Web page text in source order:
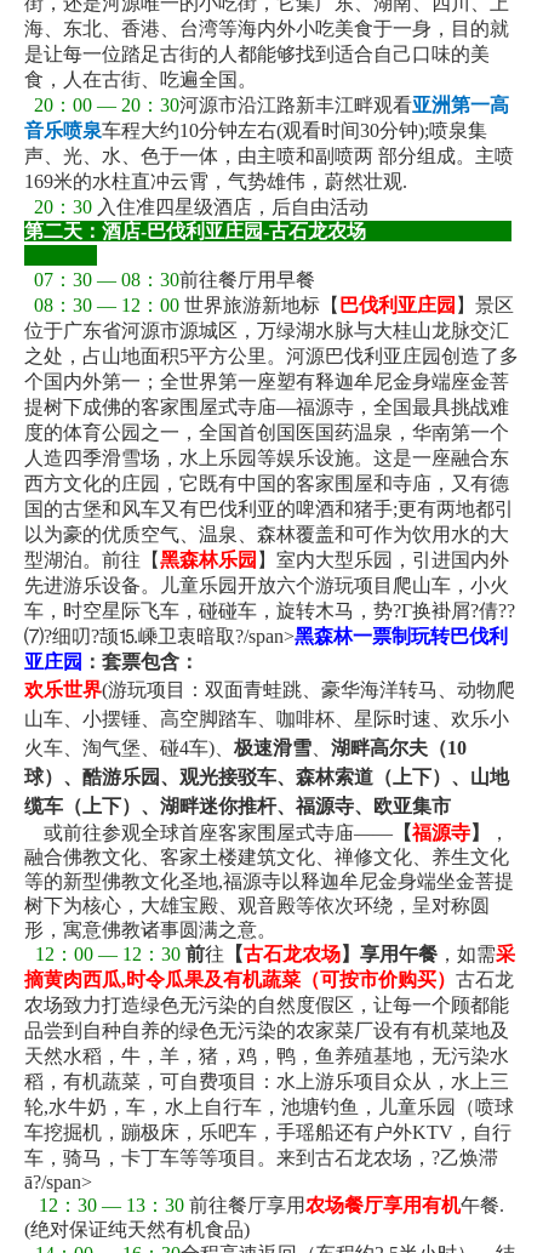
海、东北、香港、台湾等海内外小吃美食于一身，目的就
是让每一位踏足古街的人都能够找到适合自己口味的美
食，人在古街、吃遍全国。
20：00 — 20：30河源市沿江路新丰江畔观看亚洲第一高
音乐喷泉车程大约10分钟左右(观看时间30分钟);喷泉集
声、光、水、色于一体，由主喷和副喷两 部分组成。主喷
169米的水柱直冲云霄，气势雄伟，蔚然壮观.
20：30 入住准四星级酒店，后自由活动
第二天：酒店-巴伐利亚庄园-古石龙农场
07：30 — 08：30前往餐厅用早餐
08：30 — 12：00 世界旅游新地标【 巴伐利亚庄园 】景区
位于广东省河源市源城区，万绿湖水脉与大桂山龙脉交汇
之处，占山地面积5平方公里。河源巴伐利亚庄园创造了多
个国内外第一；全世界第一座塑有释迦牟尼金身端座金菩
提树下成佛的客家围屋式寺庙—福源寺，全国最具挑战难
度的体育公园之一，全国首创国医国药温泉，华南第一个
人造四季滑雪场，水上乐园等娱乐设施。这是一座融合东
西方文化的庄园，它既有中国的客家围屋和寺庙，又有德
国的古堡和风车又有巴伐利亚的啤酒和猪手;更有两地都引
以为豪的优质空气、温泉、森林覆盖和可作为饮用水的大
型湖泊。前往【黑森林乐园 】室内大型乐园，引进国内外
先进游乐设备。儿童乐园开放六个游玩项目爬山车，小火
车，时空星际飞车，碰碰车，旋转木马，势?Γ换褂屑?倩??
⑺?细叨?颉⒖嵊卫衷暗取?/span>黑森林一票制玩转巴伐利
亚庄园 ：套票包含：
欢乐世界(游玩项目：双面青蛙跳、豪华海洋转马、动物爬
山车、小摆锤、高空脚踏车、咖啡杯、星际时速、欢乐小
火车、淘气堡、碰4车)、 极速滑雪
湖畔高尔夫（10
球）、酷游乐园、观光接驳车、森林索道（上下）、山地
缆车（上下）、湖畔迷你推杆、福源寺、欧亚集市
或前往参观全球首座客家围屋式寺庙—— 【福源寺】
，
融合佛教文化、客家土楼建筑文化、禅修文化、养生文化
等的新型佛教文化圣地,福源寺以释迦牟尼金身端坐金菩提
树下为核心，大雄宝殿、观音殿等依次环绕，呈对称圆
形，寓意佛教诸事圆满之意。
12：00 — 12：30 前往 【古石龙农场】享用午餐 ，如需采
摘黄肉西瓜,时令瓜果及有机蔬菜（可按市价购买） 古石龙
农场致力打造绿色无污染的自然度假区，让每一个顾都能
品尝到自种自养的绿色无污染的农家菜厂设有有机菜地及
天然水稻，牛，羊，猪，鸡，鸭，鱼养殖基地，无污染水
稻，有机蔬菜，可自费项目：水上游乐项目众从，水上三
轮,水牛奶，车，水上自行车，池塘钓鱼，儿童乐园（喷球
车挖掘机，蹦极床，乐吧车，手瑶船还有户外KTV ，自行
车，骑马，卡丁车等等项目。来到古石龙农场，?乙焕滞
ā?/span>
12：30 — 13：30 前往餐厅享用农场餐厅享用有机午餐.
(绝对保证纯天然有机食品)